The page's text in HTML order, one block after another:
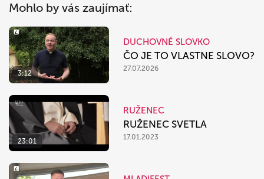
Mohlo by vás zaujímať:
3:12
DUCHOVNÉ SLOVKO
ČO JE TO VLASTNE SLOVO?
27.07.2026
23:01
RUŽENEC
RUŽENEC SVETLA
17.01.2023